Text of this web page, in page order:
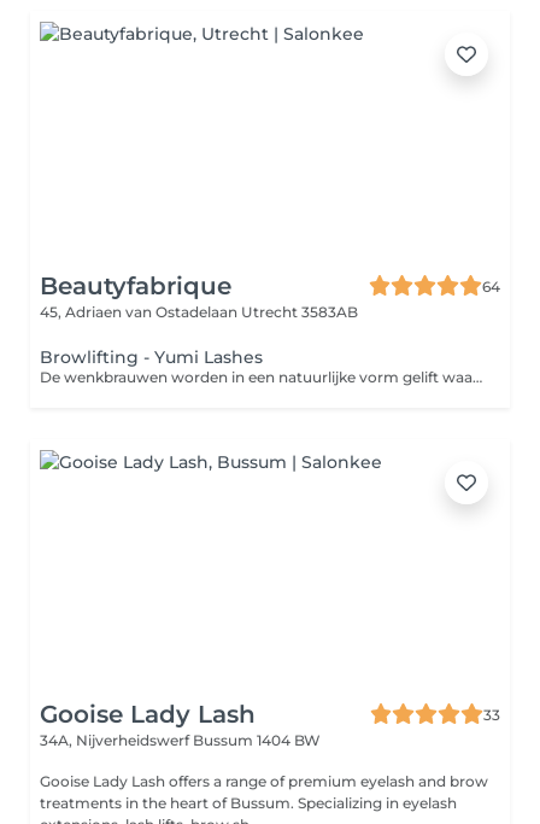
Beautyfabrique
64
45, Adriaen van Ostadelaan Utrecht 3583AB
Browlifting - Yumi Lashes
De wenkbrauwen worden in een natuurlijke vorm gelift waardoor de wenkbrauwen optische vollere en langer lijken.
Gooise Lady Lash
33
34A, Nijverheidswerf Bussum 1404 BW
Gooise Lady Lash offers a range of premium eyelash and brow
treatments in the heart of Bussum. Specializing in eyelash